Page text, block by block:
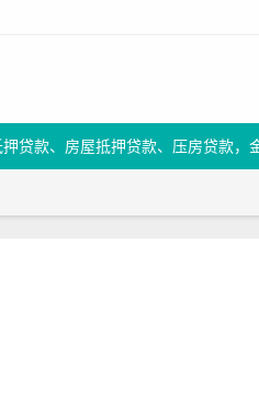
贷款、房屋抵押贷款、压房贷款，